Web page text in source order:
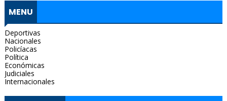
MENU
Deportivas
Nacionales
Policíacas
Política
Económicas
Judiciales
Internacionales